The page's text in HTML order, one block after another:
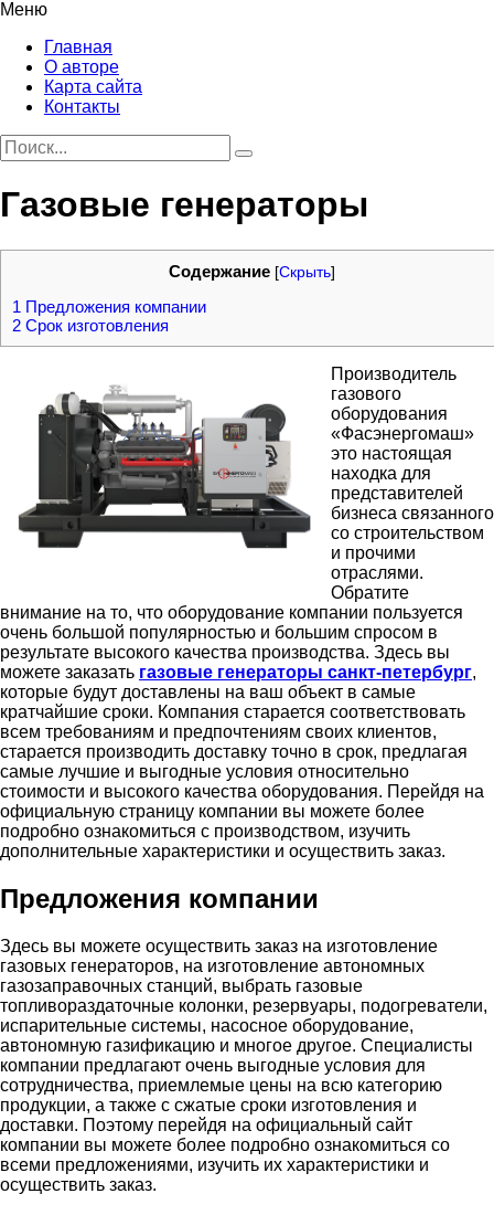
Меню
Главная
О авторе
Карта сайта
Контакты
Газовые генераторы
Содержание [Скрыть]
1 Предложения компании
2 Срок изготовления
Производитель
газового
оборудования
«Фасэнергомаш»
это настоящая
находка для
представителей
бизнеса связанного
со строительством
и прочими
отраслями.
Обратите
внимание на то, что оборудование компании пользуется
очень большой популярностью и большим спросом в
результате высокого качества производства. Здесь вы
можете заказать газовые генераторы санкт-петербург,
которые будут доставлены на ваш объект в самые
кратчайшие сроки. Компания старается соответствовать
всем требованиям и предпочтениям своих клиентов,
старается производить доставку точно в срок, предлагая
самые лучшие и выгодные условия относительно
стоимости и высокого качества оборудования. Перейдя на
официальную страницу компании вы можете более
подробно ознакомиться с производством, изучить
дополнительные характеристики и осуществить заказ.
Предложения компании
Здесь вы можете осуществить заказ на изготовление
газовых генераторов, на изготовление автономных
газозаправочных станций, выбрать газовые
топливораздаточные колонки, резервуары, подогреватели,
испарительные системы, насосное оборудование,
автономную газификацию и многое другое. Специалисты
компании предлагают очень выгодные условия для
сотрудничества, приемлемые цены на всю категорию
продукции, а также с сжатые сроки изготовления и
доставки. Поэтому перейдя на официальный сайт
компании вы можете более подробно ознакомиться со
всеми предложениями, изучить их характеристики и
осуществить заказ.